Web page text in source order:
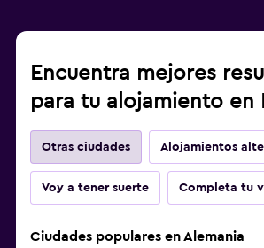
Encuentra mejores
para tu alojamiento en
Otras ciudades Alojamientos
Voy a tener suerte Completa tu
Ciudades populares en Alemania